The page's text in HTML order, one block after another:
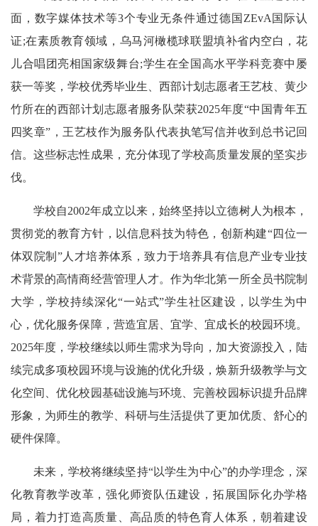
面，数字媒体技术等3个专业无条件通过德国ZEvA国际认
证;在素质教育领域，乌马河橄榄球联盟填补省内空白，花
儿合唱团亮相国家级舞台;学生在全国高水平学科竞赛中屡
获一等奖，学校优秀毕业生、西部计划志愿者王艺枝、黄少
竹所在的西部计划志愿者服务队荣获2025年度“中国青年五
四奖章”，王艺枝作为服务队代表执笔写信并收到总书记回
信。这些标志性成果，充分体现了学校高质量发展的坚实步
伐。
学校自2002年成立以来，始终坚持以立德树人为根本，
贯彻党的教育方针，以信息科技为特色，创新构建“四位一
体双院制”人才培养体系，致力于培养具有信息产业专业技
术背景的高情商经营管理人才。作为华北第一所全员书院制
大学，学校持续深化“一站式”学生社区建设，以学生为中
心，优化服务保障，营造宜居、宜学、宜成长的校园环境。
2025年度，学校继续以师生需求为导向，加大资源投入，陆
续完成多项校园环境与设施的优化升级，焕新升级教学与文
化空间、优化校园基础设施与环境、完善校园标识提升品牌
形象，为师生的教学、科研与生活提供了更加优质、舒心的
硬件保障。
未来，学校将继续坚持“以学生为中心”的办学理念，深
化教育教学改革，强化师资队伍建设，拓展国际化办学格
局，着力打造高质量、高品质的特色育人体系，朝着建设